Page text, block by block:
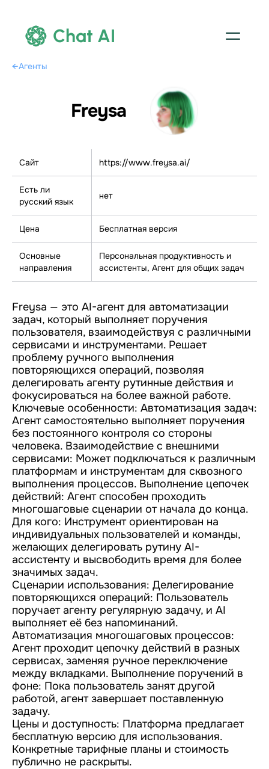
Chat AI
←Агенты
Freysa
Сайт https://www.freysa.ai/
Есть ли
русский язык
нет
Цена Бесплатная версия
Основные
направления
Персональная продуктивность и
ассистенты, Агент для общих задач
Freysa — это AI-агент для автоматизации
задач, который выполняет поручения
пользователя, взаимодействуя с различными
сервисами и инструментами. Решает
проблему ручного выполнения
повторяющихся операций, позволяя
делегировать агенту рутинные действия и
фокусироваться на более важной работе.
Ключевые особенности: Автоматизация задач:
Агент самостоятельно выполняет поручения
без постоянного контроля со стороны
человека. Взаимодействие с внешними
сервисами: Может подключаться к различным
платформам и инструментам для сквозного
выполнения процессов. Выполнение цепочек
действий: Агент способен проходить
многошаговые сценарии от начала до конца.
Для кого: Инструмент ориентирован на
индивидуальных пользователей и команды,
желающих делегировать рутину AI-
ассистенту и высвободить время для более
значимых задач.
Сценарии использования: Делегирование
повторяющихся операций: Пользователь
поручает агенту регулярную задачу, и AI
выполняет её без напоминаний.
Автоматизация многошаговых процессов:
Агент проходит цепочку действий в разных
сервисах, заменяя ручное переключение
между вкладками. Выполнение поручений в
фоне: Пока пользователь занят другой
работой, агент завершает поставленную
задачу.
Цены и доступность: Платформа предлагает
бесплатную версию для использования.
Конкретные тарифные планы и стоимость
публично не раскрыты.